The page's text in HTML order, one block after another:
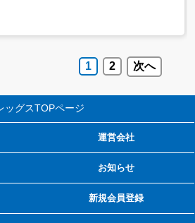
1 2 次へ
ッグスTOPページ
運営会社
お知らせ
新規会員登録